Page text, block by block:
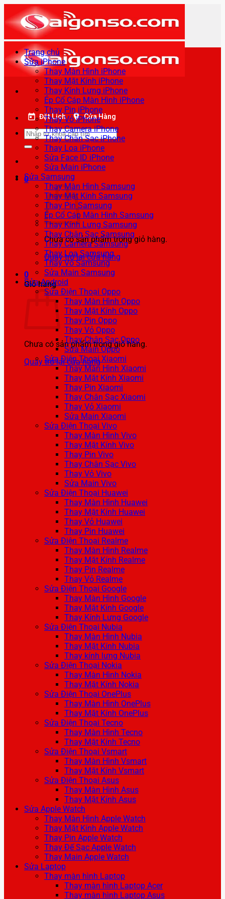
qua
nội
dung
Đặt Lịch Cửa Hàng
Tìm
kiếm:
0
Chưa có sản phẩm trong giỏ hàng.
Quay trở lại cửa hàng
0
Giỏ hàng
Chưa có sản phẩm trong giỏ hàng.
Quay trở lại cửa hàng
Trang chủ
Sửa iPhone
Thay Màn Hình iPhone
Thay Mặt Kính iPhone
Thay Kính Lưng iPhone
Ép Cổ Cáp Màn Hình iPhone
Thay Pin iPhone
Thay Vỏ iPhone
Thay Camera iPhone
Thay Chân Sạc iPhone
Thay Loa iPhone
Sửa Face ID iPhone
Sửa Main iPhone
Sửa Samsung
Thay Màn Hình Samsung
Thay Mặt Kính Samsung
Thay Pin Samsung
Ép Cổ Cáp Màn Hình Samsung
Thay Kính Lưng Samsung
Thay Chân Sạc Samsung
Thay Camera Samsung
Thay Loa Samsung
Thay Vỏ Samsung
Sửa Main Samsung
Sửa Android
Sửa Điện Thoại Oppo
Thay Màn Hình Oppo
Thay Mặt Kính Oppo
Thay Pin Oppo
Thay Vỏ Oppo
Thay Chân Sạc Oppo
Sửa Main Oppo
Sửa Điện Thoại Xiaomi
Thay Màn Hình Xiaomi
Thay Mặt Kính Xiaomi
Thay Pin Xiaomi
Thay Chân Sạc Xiaomi
Thay Vỏ Xiaomi
Sửa Main Xiaomi
Sửa Điện Thoại Vivo
Thay Màn Hình Vivo
Thay Mặt Kính Vivo
Thay Pin Vivo
Thay Chân Sạc Vivo
Thay Vỏ Vivo
Sửa Main Vivo
Sửa Điện Thoại Huawei
Thay Màn Hình Huawei
Thay Mặt Kính Huawei
Thay Vỏ Huawei
Thay Pin Huawei
Sửa Điện Thoại Realme
Thay Màn Hình Realme
Thay Mặt Kính Realme
Thay Pin Realme
Thay Vỏ Realme
Sửa Điện Thoại Google
Thay Màn Hình Google
Thay Mặt Kính Google
Thay Kính Lưng Google
Sửa Điện Thoại Nubia
Thay Màn Hình Nubia
Thay Mặt Kính Nubia
Thay kính lưng Nubia
Sửa Điện Thoại Nokia
Thay Màn Hình Nokia
Thay Mặt Kính Nokia
Sửa Điện Thoại OnePlus
Thay Màn Hình OnePlus
Thay Mặt Kính OnePlus
Sửa Điện Thoại Tecno
Thay Màn Hình Tecno
Thay Mặt Kính Tecno
Sửa Điện Thoại Vsmart
Thay Màn Hình Vsmart
Thay Mặt Kính Vsmart
Sửa Điện Thoại Asus
Thay Màn Hình Asus
Thay Mặt Kính Asus
Sửa Apple Watch
Thay Màn Hình Apple Watch
Thay Mặt Kính Apple Watch
Thay Pin Apple Watch
Thay Đế Sạc Apple Watch
Thay Main Apple Watch
Sửa Laptop
Thay màn hình Laptop
Thay màn hình Laptop Acer
Thay màn hình Laptop Asus